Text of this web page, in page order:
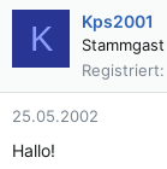
K Kps2001
Stammgast
Registriert
25.05.2002
Hallo!